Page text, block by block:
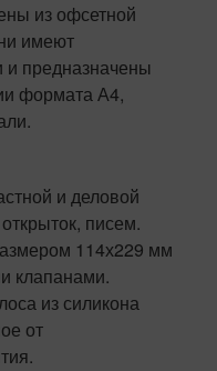
из офсетной
имеют
и предназначены
формата А4,
и деловой
писем.
114х229 мм
клапанами.
из силикона
от